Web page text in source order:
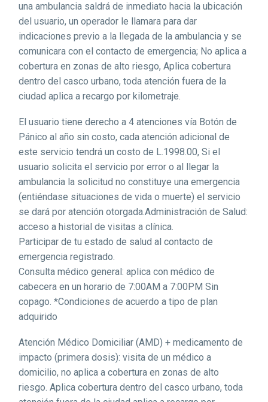
una ambulancia saldrá de inmediato hacia la ubicación
del usuario, un operador le llamara para dar
indicaciones previo a la llegada de la ambulancia y se
comunicara con el contacto de emergencia; No aplica a
cobertura en zonas de alto riesgo, Aplica cobertura
dentro del casco urbano, toda atención fuera de la
ciudad aplica a recargo por kilometraje.
El usuario tiene derecho a 4 atenciones vía Botón de
Pánico al año sin costo, cada atención adicional de
este servicio tendrá un costo de L.1998.00, Si el
usuario solicita el servicio por error o al llegar la
ambulancia la solicitud no constituye una emergencia
(entiéndase situaciones de vida o muerte) el servicio
se dará por atención otorgada.Administración de Salud:
acceso a historial de visitas a clínica.
Participar de tu estado de salud al contacto de
emergencia registrado.
Consulta médico general: aplica con médico de
cabecera en un horario de 7:00AM a 7:00PM Sin
copago. *Condiciones de acuerdo a tipo de plan
adquirido
Atención Médico Domiciliar (AMD) + medicamento de
impacto (primera dosis): visita de un médico a
domicilio, no aplica a cobertura en zonas de alto
riesgo. Aplica cobertura dentro del casco urbano, toda